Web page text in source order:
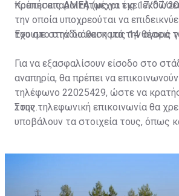
πρέπει απαραιτήτως να έχει
την οποία υποχρεούται να
του στο στάδιο και κατά την αγορά
Κρατήσεις ΑΜΕΑ (μέχρι τις 17/07/
Έχουμε στην διάθεση μας 14 θέσεις
Για να εξασφαλίσουν είσοδο στο
αναπηρία, θα πρέπει να
τηλέφωνο 22025429, ώστε να
τους.
Στην τηλεφωνική επικοινωνία θα
υποβάλουν τα στοιχεία τους, όπως
ονοματεπώνυμο, αριθμός πινακίδας